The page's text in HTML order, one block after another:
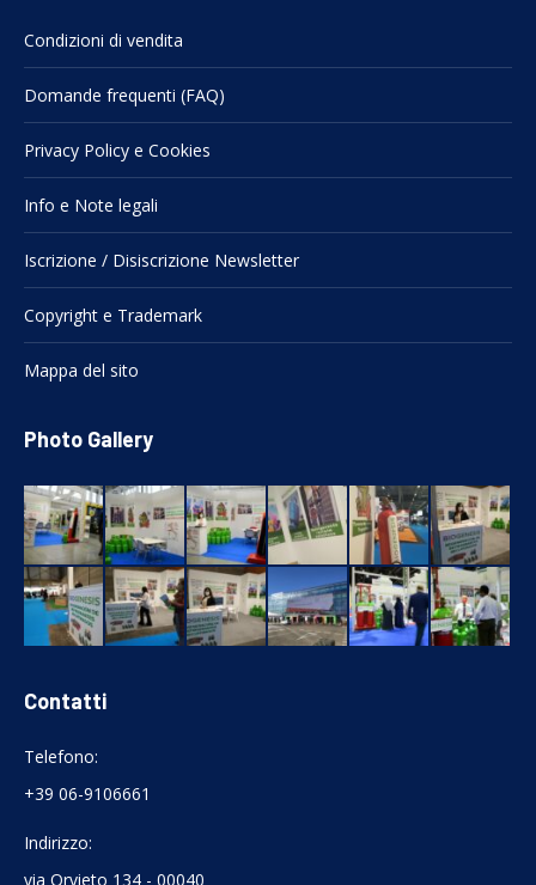
Condizioni di vendita
Domande frequenti (FAQ)
Privacy Policy e Cookies
Info e Note legali
Iscrizione / Disiscrizione Newsletter
Copyright e Trademark
Mappa del sito
Photo Gallery
Contatti
Telefono:
+39 06-9106661
Indirizzo:
via Orvieto 134 - 00040